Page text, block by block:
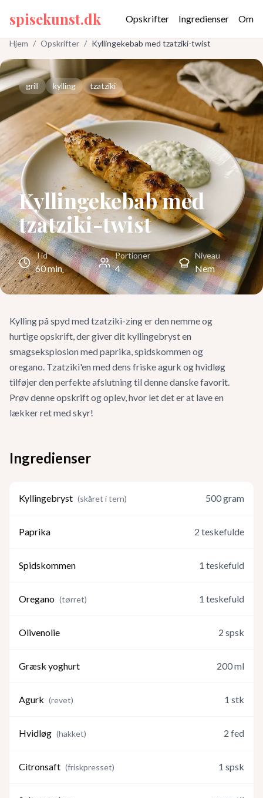
spisekunst.dk Opskrifter Ingredienser Om
Hjem / Opskrifter / Kyllingekebab med tzatziki-twist
grill kylling tzatziki
Kyllingekebab med
tzatziki-twist
Tid
60min
Portioner
4
Niveau
Nem
Kylling på spyd med tzatziki-zing er den nemme og
hurtige opskrift, der giver dit kyllingebryst en
smagseksplosion med paprika, spidskommen og
oregano. Tzatziki'en med dens friske agurk og hvidløg
tilføjer den perfekte afslutning til denne danske favorit.
Prøv denne opskrift og oplev, hvor let det er at lave en
lækker ret med skyr!
Ingredienser
Kyllingebryst (skåret i tern) 500gram
Paprika 2 teskefulde
Spidskommen 1 teskefuld
Oregano (tørret) 1 teskefuld
Olivenolie 2 spsk
Græsk yoghurt 200ml
Agurk (revet) 1 stk
Hvidløg (hakket) 2 fed
Citronsaft (friskpresset) 1 spsk